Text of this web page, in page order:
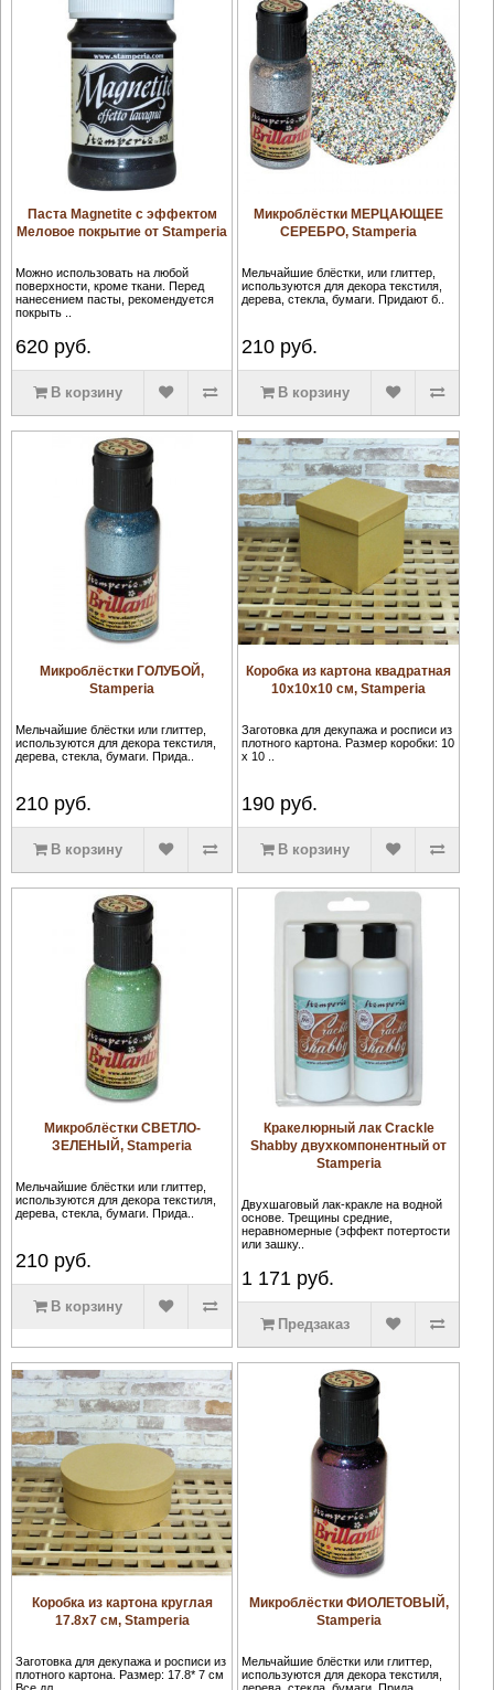
Паста Magnetite с эффектом
Меловое покрытие от Stamperia
Можно использовать на любой
поверхности, кроме ткани. Перед
нанесением пасты, рекомендуется
покрыть ..
620руб.
В корзину
Микроблёстки МЕРЦАЮЩЕЕ
СЕРЕБРО, Stamperia
Мельчайшие блёстки, или глиттер,
используются для декора текстиля,
дерева, стекла, бумаги. Придают б..
210 руб.
В корзину
Микроблёстки ГОЛУБОЙ,
Stamperia
Мельчайшие блёстки или глиттер,
используются для декора текстиля,
дерева, стекла, бумаги. Прида..
210руб.
В корзину
Коробка из картона квадратная
10х10х10 см, Stamperia
Заготовка для декупажа и росписи из
плотного картона. Размер коробки: 10
х 10 ..
190 руб.
В корзину
Микроблёстки СВЕТЛО-
ЗЕЛЕНЫЙ, Stamperia
Мельчайшие блёстки или глиттер,
используются для декора текстиля,
дерева, стекла, бумаги. Прида..
210руб.
В корзину
Кракелюрный лак Crackle
Shabby двухкомпонентный от
Stamperia
Двухшаговый лак-кракле на водной
основе. Трещины средние,
неравномерные (эффект потертости
или зашку..
1 171 руб.
Предзаказ
Коробка из картона круглая
17.8х7 см, Stamperia
Заготовка для декупажа и росписи из
плотного картона. Размер: 17.8* 7 см
Микроблёстки ФИОЛЕТОВЫЙ,
Stamperia
Мельчайшие блёстки или глиттер,
используются для декора текстиля,